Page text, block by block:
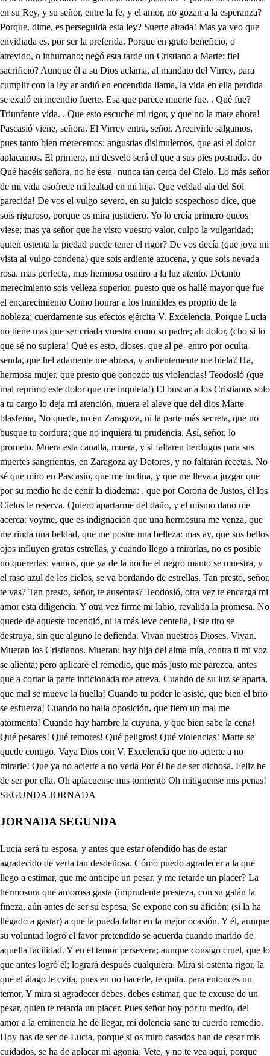
JORNADA SEGUNDA
Lucia será tu esposa, y antes que estar ofendido has de estar agradecido de verla tan desdeñosa. Cómo puedo agradecer a la que llego a estimar, que me anticipe un pesar, y me retarde un placer? La hermosura que amorosa gasta (imprudente presteza, con su galán la fineza, aún antes de ser su esposa, Se expone con su afición; (si la ha llegado a gastar) a que la pueda faltar en la mejor ocasión. Y él, aunque su voluntad logró el favor pretendido se acuerda cuando marido de aquella facilidad. Y en el temor persevera; aunque consigo cruel, que lo que antes logró él; logrará después cualquiera. Mira si ostenta rigor, la que el álago te cvita, pues en no hacerle, te quita. para entonces un temor, Y mira si agradecer debes, debes estimar, que te excuse de un pesar, quien te retarda un placer. Pues señor hoy por tu medio, del amor a la eminencia he de llegar, mi dolencia sane tu cuerdo remedio. Hoy has de ser de Lucia, porque si os miro casados han de cesar mis cuidados, se ha de aplacar mi agonia. Vete, y no te vea aquí, porque puede tu presencia retardar mi diligencia, y estorbar que diga el sí. Pues yo me voy a esperar sola pena, o el placer. ̱ Hoy de Lucia has de ser. Toy fenece mi pesar. . Aunque ingrata, y desdeñosa no quiera su amor rendido a Cardenio por marido, erá esta noche su esposa. Yalos dioses soberanos timara grata, y fiel, uidándose de aquel bios, que adoran los Cristianos. o mi acero con furor tortará su cuello aleve, pques la adoración se debe solo a Marte superior. Jásale, y ya persuadida miprecepto la ha de hallar. Isalgo, señor, a estar uobediencia rendida. Hijamía prevenido liendras ya lo necesario parair a aquel santuario lelos Cristianos fingido, ponde Águeda esa doncella, que en Catanía vivio hermosa, marchitada rosa, sahabita apagada estrella Que aunque los contrarios ritos diverso crédito dan a sus milagros; hoy van a su sepulcro infinitos. Y yo quiero acompañarte, puesto que tu intento es justo, y en esto no doy disgusto a la gran deidad de Marte. Y en viniendo, si amorosa mi ruego te halla gozoso, será Cardenio tu esposo, y tú su feliz esposa. Yo su esposa, mira atento lo que intentas alcanzar, que me ofreces un pesar disfrazado en un contento. Esto ya está prevenido, y ya lo tengo ajustado Esto mi primo ha intentado? Tú primo lo ha pretendido. Que sea el amor del hombre tan ciego en lo que intentó, que adore a la que escuchó siempre con horror su nombre! Oh imprudentísimo aprecio del amor humano, en quien se halla estimado un desdén, y acariciado un desprecio! Lucia, luego ha de ser, que ya no hay que esperar más. Breve término me das. Es presuroso un placer, Él si que ofrece un amante, con la voluntad rendida, que dura toda una vida he de dar en un instante? Con dos letras me cautivo para siempre, y si primero su fuerza no considero, su explicación no percibo, contra mi amor, puede ser que si él si le llego a dar, lo que no gasté en pensar, que lo gaste en padecer. Que si todas repararan en él si que perseveran: o nunca se arrepintieran, o muy tarde se casaran: Y así deja que advertida. lo mire considerada, porque es para muy pensada acción de toda una vida. Ya no hay que considerar: Que en fin, señor ha de ser? Y ya más no he aguardar. He de quererle forzada? Has de estimarle oprimida. . Dilo, pues (penas atroces!) Señor, al suelo rendida, y a tus plantas humillada, te suplico, que si puedes. Si retratar mi acento quiere al galán que estimo por esposo, ha de ser con su aliento, porque su aliento es solo poderoso, para afectos mayores él se retrata, escucha sus primores, Sin principio criado, me concedas solo un día. Ya no puede ser, Lucia. Ni esto solo me concedes? Obedecer es forzoso, y al instante se ha de hacer Pues mira como ha de ser, porque ya yo tengo esposo. Qué dices? triste desvelo, bien mi temor recelaba! Quién tu sacro nombre alabaa nó teme algún desconsuelo. luego al punto se ha de hacer. . Di quién es, el que atrevido usando alevoso trato? Si atiendes a su retrato, no te hallarás ofendido. dilo, infeliz hermosural Pues escucha su pintura, en el lienzo de mis voces. sin esperar el sin constituido, fue del Padre engendrado, de entrambos el amor fue procedido, y son de igual potencia, tres personas unidas a una esencia. La Persona segunda, porsacarme de eterno cautiverio, con humildad profunda, para alcanzar mi amor dejó su Imperio, trayendo el fino amante, todo el cielo cifrado en su semblante. Largo, y rojo el cabello el cristal de la frente dividida, la nieve de su cuello, al ardor de sus hebras se encendia; y si el aire las mueve, aquel ardor se abrasa con la nieve. Muriendo por mi culpa, me rescato su voluntad inmensa, y no tengo disculpa si respondo a su álago con mi ofensa dándome sin desvelo, a costa de su sangre todo un cielo: si penas para el malo, si glorias para el bueno no tuviera; yo que en amor me igualo, de un modo le adorara, y le sirviera: puesto que estimo al que gobierna el Polo, sin temor, ni sin premio por si solo. Este galán adoro, por esposo le estimo, y le venero, todo otro amor ignoro, que como en todo para mi es primero. Mira, pues, si en quererle te hago agravio, siendo justo, piadoso, eterno, y sabio, si el oro martillado que la codicia arranca de la tierra: si el diamante ilustrado, de las luces, que el Sol en el encierra: si el mar que en su poder ingrato oculta me diera las riquezas que sepulta, si para mi el Aurora, cuando anuncia del Sol el vivo rayo, cuájara perlas, que su risa llora; y para mi se fecundara el Mayo, si fuera en glorias juntas todo el Orbe tapete de mis plantas, todo lo despreciara mi porfía, sin inclignarme a su mayor grandeza; pues con mi esposo alcanzo la alegría, sin temor que suceda la tristeza. Mira padre, y señor, lo que previenes, pues me das males, y me usurpas bienes, aunque írrite, y merezca tus enojos, aunque tu acero con impulso fuerte apague las antorchas de mis ojos, y la sombra se encienda de mi muerte, en querer a mi amante, siempre firme ha de Para cuando sus castigos detengo yo, y para cuando si ahora no la ejecuto, su justa muerte retardo. Alguién la instruye en la Fe, que algún aleve Cristiano, como he temido otras veces, sus preceptos la ha enseñado, que ignore quien es mas ya de mi experiencia me valgo, porque siempre una verdad se sabe con un engaño: y si me lo dice, iré, y daré cuenta a Pascasio, porque de una vez de dudas, y de peligros salgamos, (jo Que aún ha embargado tu eno los acentos a tu labio, sin que merezcan sus voces. la caricia, ni el estrago! si estás dentro del silencio mi último fin, fabricando presuroso la ejecuta, rompa tu golpe su lazo, que haces mayor el delito, si le haces considerado. Aquí de mi fingimiento: industria dame tu amparo, como escuché tus acentos, confuso sobre saltado, y una dicha sospechada, en tu voz contemplo, y hallo; porque dentro de mi pecho, no encuentre el gozo embarazo, que el contento le mitigue sin poder hablar, aguardo, para que entre el alegría, que la dé el pesar espacio. Cuando esperaba medrosa, señor, hallarte indignado, el enojo que aguardaba, estar, siempre constante. se ha convertido en álago. Mira si alguien nos escucha No veo en todo este cuano ninguno que nos atienda. Ea industria, prosigamos; pues al Dios que tei veneras, y la ley que estimas guardo. Qué dices, señor? deten- las nuevas voces al labio, que por ser tanta su dicha, el crédito las retardo: tu guardas la ley de Cristo? tu mereces ser Cristiano? Desde que te hallé el papel me hubiera yo declarado, que estaba ya por hacerlo, el corazón reventando; sino temiera confuso, lo que ya te escuché claro; y por saberlo de cierto, de aquella industria me valgo de casarte con tu primo. Mas ya Lucia que entrambos una misma ley tenemos, y un mismo Dios veneramos, aunque la voz que pronuncio es cautela, y es engaño, porque me diga el Maestro, que en su ley la ha doctrinado temo contra mi se enoje el gran Marte soberano: quisiera, que quien te enseña a ti los ritos Cristianos, a mí me instruyera en ellos, pues por temor de Pascasio, recelando sus rigores, andan todos ocultados. El corazón temeroso, ni creyendo, ni dudando, la mayor felicidad, que en tus voces he escuchado late dentro de mi pecho, con tan equivoco amago, que no sé ni es de contento, ni sé si es de sobresalto. Mas ya, señor, que a mi ley, tu cariño se ha inclinado, y aquesta tarde al sepulcro desanta Ajeda nos vamos, allí verás mi maestro. Quién es? El noble Casiano. Venció la industria: hoy verás. traidora hija tu estrago, ve a prevenir lo forzoso mientras yo voy a Palacio; que agora con mayor gusto de tu presencia me aparto. Viva la ley de un Dios solo. Viva Marte soberano. Con esto me voy contenta. Yo con esto voy penando. Por cierto que es para espacio contento, sin que te aflijas, en ver tantas sabandijas, como andan por Palacio. Miren a un adulador, que al Virrey su voluntad le persuade, que es piedad, lo que sabe que es rigor. Un día, que en mi presencia. escupió con eficacía, le dijeron con que gracia ha escupido su Excelencia. Ya de músicos cercado sale, y su amor le previenen, pues porque lo entienda, vienen diciendoselo cantando. s. En los ojos de Lucia madrugaba un claro sol, que no se atrevió a salir sin licencia de otros dos. No la despertó el Aurora, que otro sol la despertó, que salió al campo primero, y antes que él amaneció. A señor, en tu alegría, conozco yo, aunque ignorante, que has visto todo el semblante bellísimo de Lucia, en quien todo el Mayo asiste, y en quien perfección hallaste: dime, pues, dónde la hallaste? y dime, dónde la viste? Dírate a ti mi pasión, donde la miró mi queja, y para decirlo, deja, que repita la canción. En los ojos de Lucia, madrugaba un claro Sol, que no se atrevió a salir, sin licencia de otros dos, No la despertó la Aurora, que otro sol la despertó, que salió al campo primero, y antes que él amaneció. Vila en el campo, y en hora, que las sombras la hacen salva, aún lo se reía el albía, aún no llorada el aurora. El Sol con tibios desmayos, aún no ilustraba la cumbre, ni aún madr